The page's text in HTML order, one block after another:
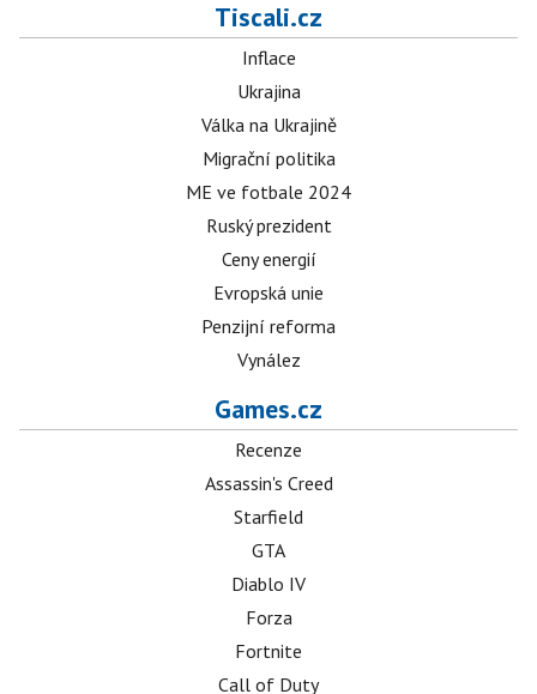
Tiscali.cz
Inflace
Ukrajina
Válka na Ukrajině
Migrační politika
ME ve fotbale 2024
Ruský prezident
Ceny energií
Evropská unie
Penzijní reforma
Vynález
Games.cz
Recenze
Assassin's Creed
Starfield
GTA
Diablo IV
Forza
Fortnite
Call of Duty